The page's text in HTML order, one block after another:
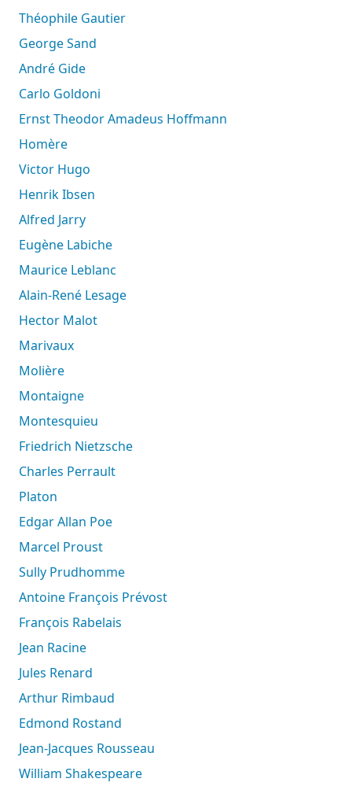
Théophile Gautier
George Sand
André Gide
Carlo Goldoni
Ernst Theodor Amadeus Hoffmann
Homère
Victor Hugo
Henrik Ibsen
Alfred Jarry
Eugène Labiche
Maurice Leblanc
Alain-René Lesage
Hector Malot
Marivaux
Molière
Montaigne
Montesquieu
Friedrich Nietzsche
Charles Perrault
Platon
Edgar Allan Poe
Marcel Proust
Sully Prudhomme
Antoine François Prévost
François Rabelais
Jean Racine
Jules Renard
Arthur Rimbaud
Edmond Rostand
Jean-Jacques Rousseau
William Shakespeare